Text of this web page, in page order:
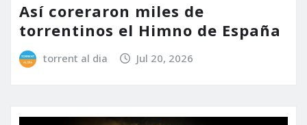
Así coreraron miles de
torrentinos el Himno de España
torrent al dia Jul 20, 2026